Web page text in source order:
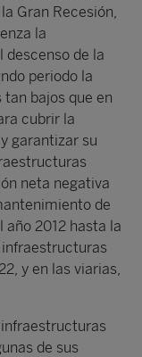
Gran Recesión,
la
descenso de la
periodo la
bajos que en
cubrir la
garantizar su
neta negativa
de
2012 hasta la
infraestructuras
y en las viarias,
infraestructuras
de sus